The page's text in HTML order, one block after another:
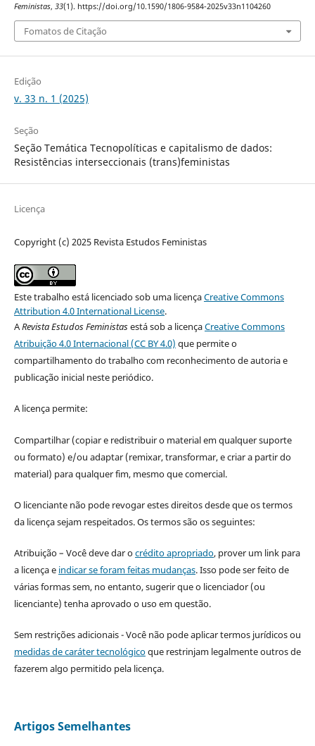
Feministas, 33(1). https://doi.org/10.1590/1806-9584-2025v33n1104260
Fomatos de Citação
Edição
v. 33 n. 1 (2025)
Seção
Seção Temática Tecnopolíticas e capitalismo de dados:
Resistências interseccionais (trans)feministas
Licença
Copyright (c) 2025 Revista Estudos Feministas
Este trabalho está licenciado sob uma licençaCreative Commons
Attribution 4.0 International License.
ARevista Estudos Feministasestá sob a licençaCreative Commons
Atribuição 4.0 Internacional (CC BY 4.0) que permite o
compartilhamento do trabalho com reconhecimento de autoria e
publicação inicial neste periódico.
A licença permite:
Compartilhar (copiar e redistribuir o material em qualquer suporte
ou formato) e/ou adaptar (remixar, transformar, e criar a partir do
material) para qualquer fim, mesmo que comercial.
O licenciante não pode revogar estes direitos desde que os termos
da licença sejam respeitados. Os termos são os seguintes:
Atribuição – Você deve dar ocrédito apropriado, prover um link para
a licença e indicar se foram feitas mudanças. Isso pode ser feito de
várias formas sem, no entanto, sugerir que o licenciador (ou
licenciante) tenha aprovado o uso em questão.
Sem restrições adicionais - Você não pode aplicar termos jurídicos ou
medidas de caráter tecnológicoque restrinjam legalmente outros de
fazerem algo permitido pela licença.
Artigos Semelhantes